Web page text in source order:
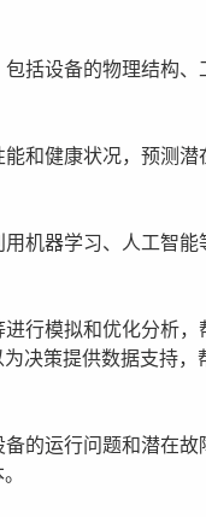
括设备的物理结构、
和健康状况，预测潜
机器学习、人工智能
行模拟和优化分析，
决策提供数据支持，
的运行问题和潜在故